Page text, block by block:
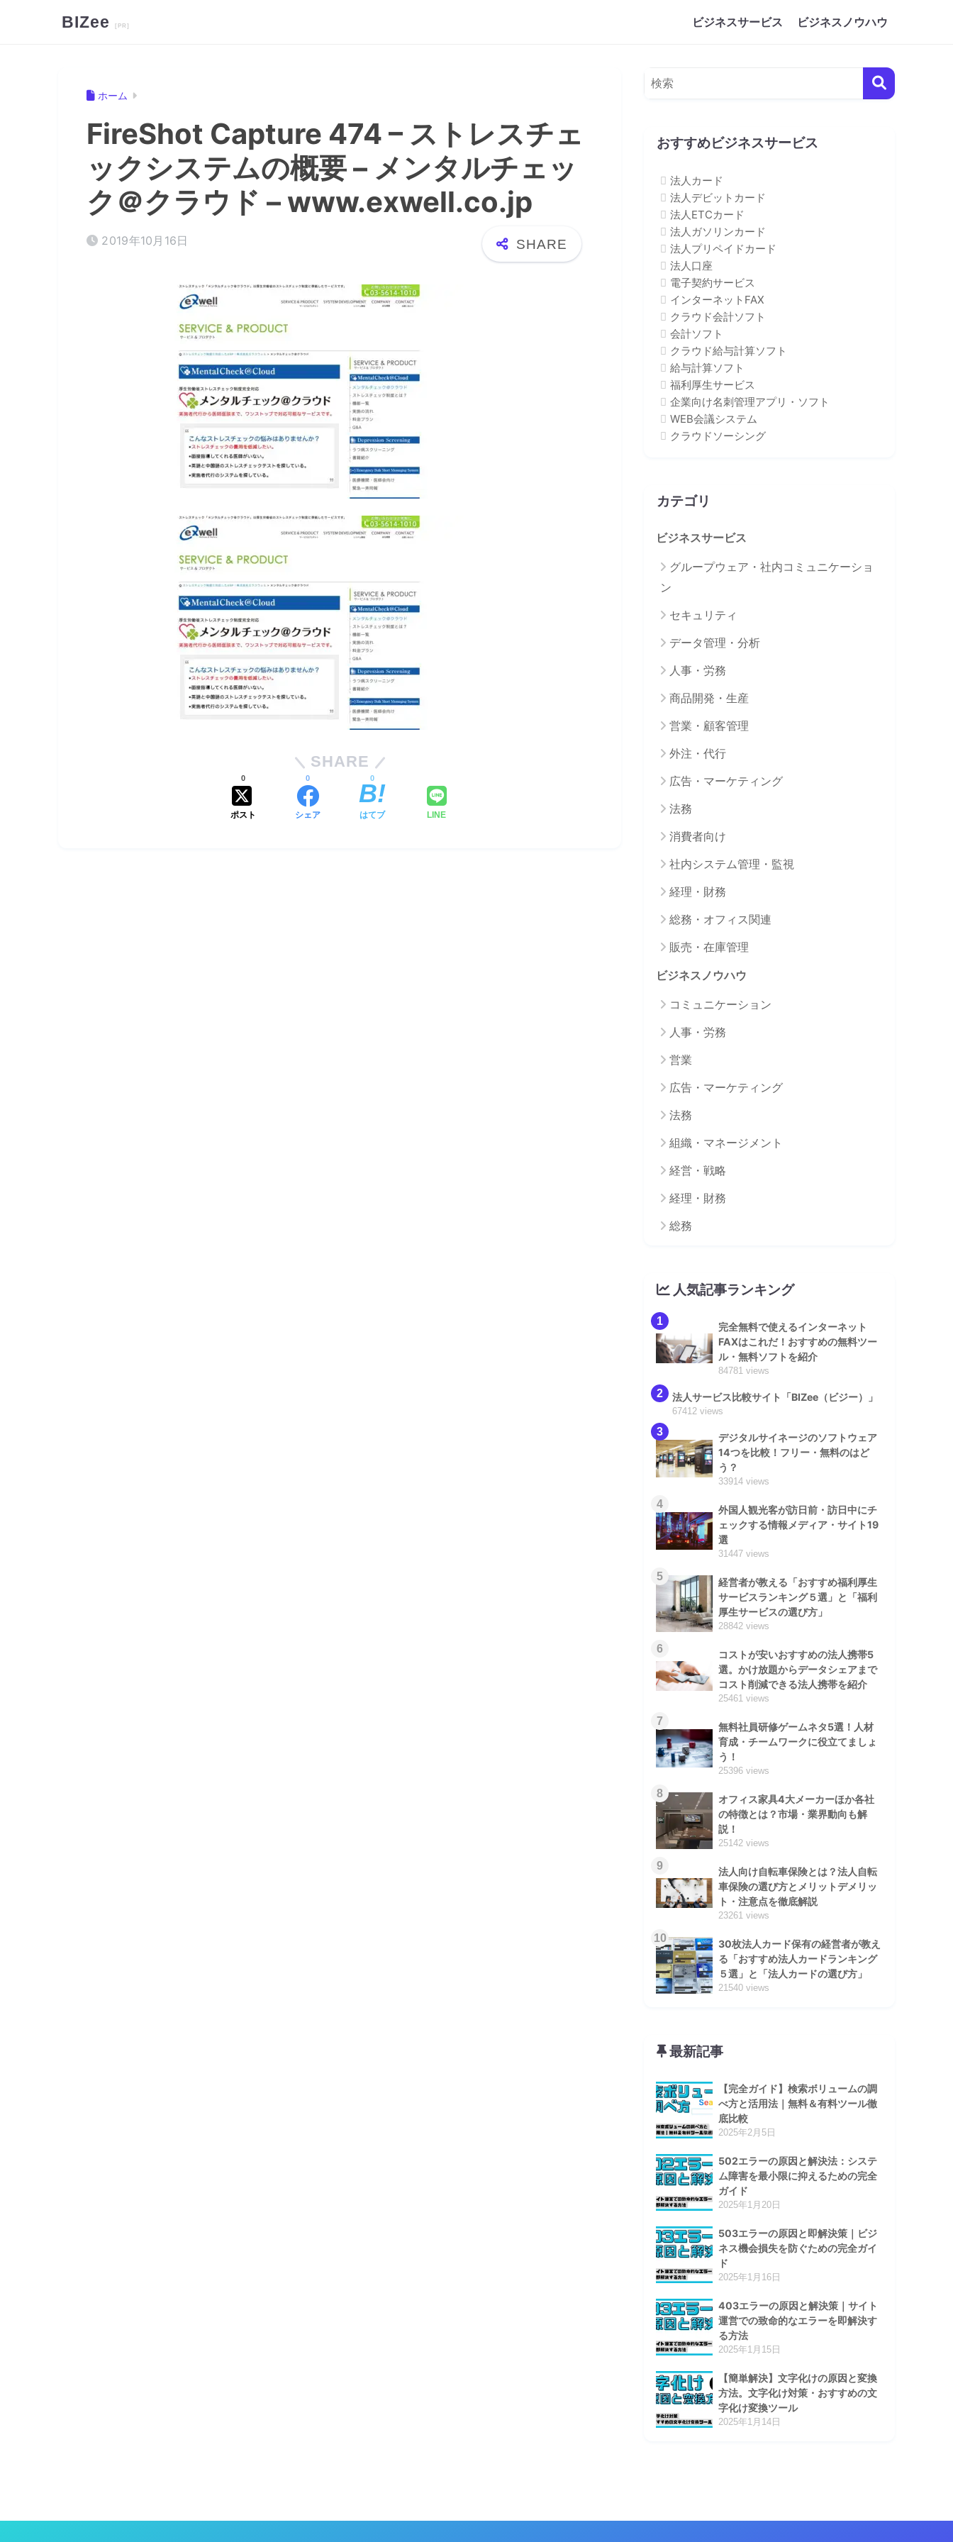
BIZee ビジネスサービス ビジネスノウハウ
ホーム
FireShot Capture 474 – ストレスチェ
ックシステムの概要 – メンタルチェッ
ク＠クラウド – www.exwell.co.jp
2019年10月16日
SHARE
ポスト
0
シェア
0
はてブ
0
LINE
おすすめビジネスサービス
法人カード
法人デビットカード
法人ETCカード
法人ガソリンカード
法人プリペイドカード
法人口座
電子契約サービス
インターネットFAX
クラウド会計ソフト
会計ソフト
クラウド給与計算ソフト
給与計算ソフト
福利厚生サービス
企業向け名刺管理アプリ・ソフト
WEB会議システム
クラウドソーシング
カテゴリ
ビジネスサービス
グループウェア・社内コミュニケーショ
ン
セキュリティ
データ管理・分析
人事・労務
商品開発・生産
営業・顧客管理
外注・代行
広告・マーケティング
法務
消費者向け
社内システム管理・監視
経理・財務
総務・オフィス関連
販売・在庫管理
ビジネスノウハウ
コミュニケーション
人事・労務
営業
広告・マーケティング
法務
組織・マネージメント
経営・戦略
経理・財務
総務
人気記事ランキング
1
完全無料で使えるインターネット
FAXはこれだ！おすすめの無料ツー
ル・無料ソフトを紹介
84781 views
2 法人サービス比較サイト「BIZee（ビジー）」
67412 views
3
デジタルサイネージのソフトウェア
14つを比較！フリー・無料のはど
う？
33914 views
4
外国人観光客が訪日前・訪日中にチ
ェックする情報メディア・サイト19
選
31447 views
5
経営者が教える「おすすめ福利厚生
サービスランキング５選」と「福利
厚生サービスの選び方」
28842 views
6
コストが安いおすすめの法人携帯5
選。かけ放題からデータシェアまで
コスト削減できる法人携帯を紹介
25461 views
7
無料社員研修ゲームネタ5選！人材
育成・チームワークに役立てましょ
う！
25396 views
8
オフィス家具4大メーカーほか各社
の特徴とは？市場・業界動向も解
説！
25142 views
9
法人向け自転車保険とは？法人自転
車保険の選び方とメリットデメリッ
ト・注意点を徹底解説
23261 views
10
30枚法人カード保有の経営者が教え
る「おすすめ法人カードランキング
５選」と「法人カードの選び方」
21540 views
最新記事
【完全ガイド】検索ボリュームの調
べ方と活用法｜無料＆有料ツール徹
底比較
2025年2月5日
502エラーの原因と解決法：システ
ム障害を最小限に抑えるための完全
ガイド
2025年1月20日
503エラーの原因と即解決策｜ビジ
ネス機会損失を防ぐための完全ガイ
ド
2025年1月16日
403エラーの原因と解決策｜サイト
運営での致命的なエラーを即解決す
る方法
2025年1月15日
【簡単解決】文字化けの原因と変換
方法。文字化け対策・おすすめの文
字化け変換ツール
2025年1月14日